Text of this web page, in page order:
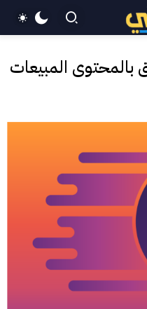
بالمحتوى المبيعات